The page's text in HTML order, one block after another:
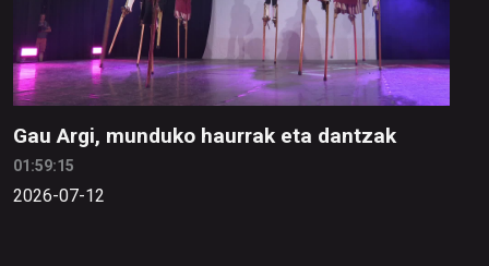
Gau Argi, munduko haurrak eta dantzak
01:59:15
2026-07-12